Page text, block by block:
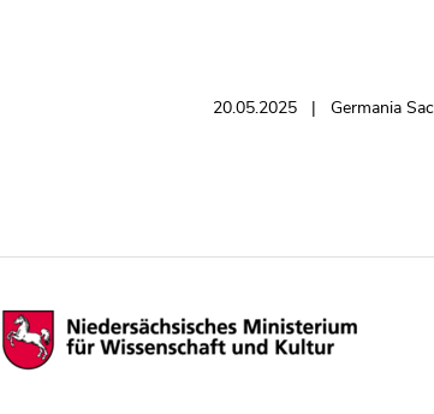
20.05.2025 Germania